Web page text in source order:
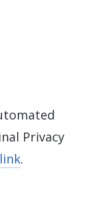
Privacy
link.